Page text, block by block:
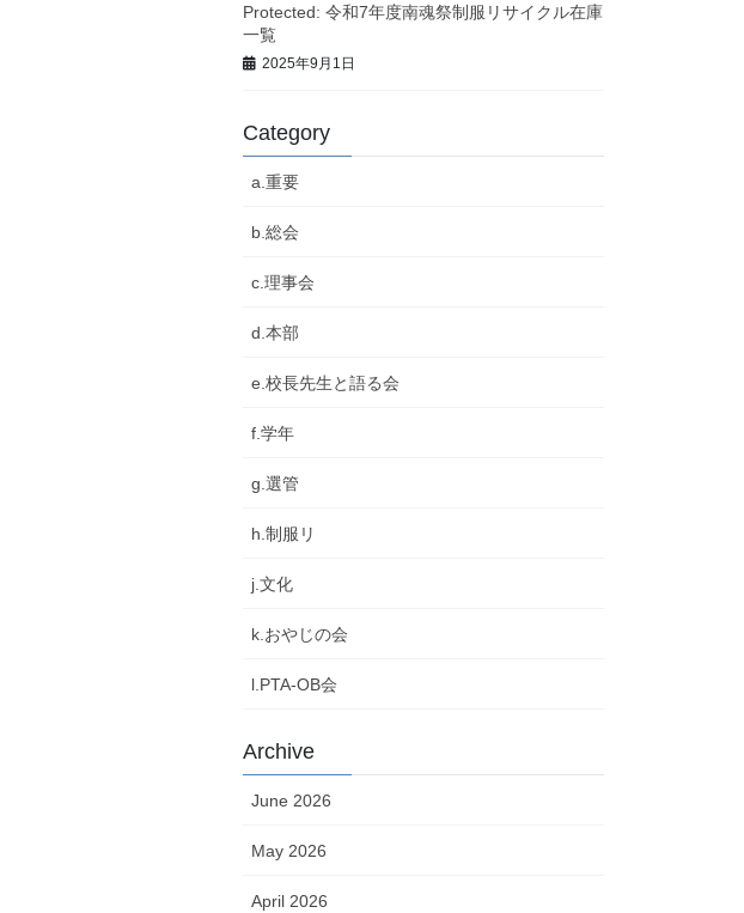
Protected: 令和7年度南魂祭制服リサイクル在庫
一覧
2025年9月1日
Category
a.重要
b.総会
c.理事会
d.本部
e.校長先生と語る会
f.学年
g.選管
h.制服リ
j.文化
k.おやじの会
l.PTA-OB会
Archive
June 2026
May 2026
April 2026